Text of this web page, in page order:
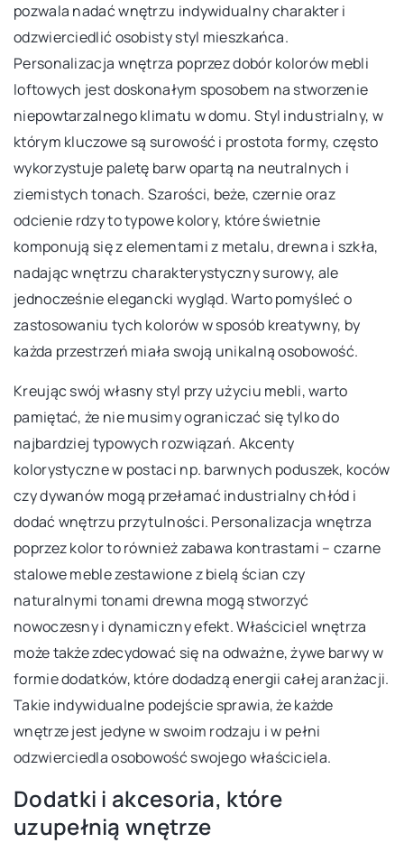
pozwala nadać wnętrzu indywidualny charakter i
odzwierciedlić osobisty styl mieszkańca.
Personalizacja wnętrza poprzez dobór kolorów mebli
loftowych jest doskonałym sposobem na stworzenie
niepowtarzalnego klimatu w domu. Styl industrialny, w
którym kluczowe są surowość i prostota formy, często
wykorzystuje paletę barw opartą na neutralnych i
ziemistych tonach. Szarości, beże, czernie oraz
odcienie rdzy to typowe kolory, które świetnie
komponują się z elementami z metalu, drewna i szkła,
nadając wnętrzu charakterystyczny surowy, ale
jednocześnie elegancki wygląd. Warto pomyśleć o
zastosowaniu tych kolorów w sposób kreatywny, by
każda przestrzeń miała swoją unikalną osobowość.
Kreując swój własny styl przy użyciu mebli, warto
pamiętać, że nie musimy ograniczać się tylko do
najbardziej typowych rozwiązań. Akcenty
kolorystyczne w postaci np. barwnych poduszek, koców
czy dywanów mogą przełamać industrialny chłód i
dodać wnętrzu przytulności. Personalizacja wnętrza
poprzez kolor to również zabawa kontrastami – czarne
stalowe meble zestawione z bielą ścian czy
naturalnymi tonami drewna mogą stworzyć
nowoczesny i dynamiczny efekt. Właściciel wnętrza
może także zdecydować się na odważne, żywe barwy w
formie dodatków, które dodadzą energii całej aranżacji.
Takie indywidualne podejście sprawia, że każde
wnętrze jest jedyne w swoim rodzaju i w pełni
odzwierciedla osobowość swojego właściciela.
Dodatki i akcesoria, które
uzupełnią wnętrze